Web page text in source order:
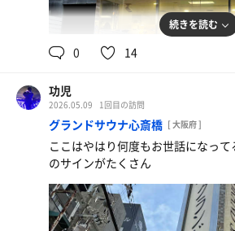
続きを読む
0 14
功児
2026.05.09 1回目の訪問
グランドサウナ心斎橋 [ 大阪府 ]
ここはやはり何度もお世話になっ
のサインがたくさん